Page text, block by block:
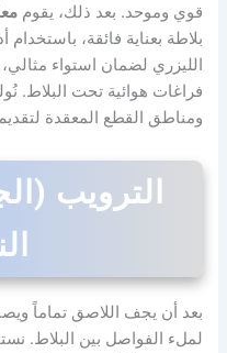
قوي وموحد. بعد ذلك، يقوم
بلاطة بعناية فائقة، باستخدام
الليزري لضمان استواء
فراغات هوائية تحت البلاط.
ومناطق القطع المعقدة
الترويب
بعد أن يجف اللاصق تماماً
لملء الفواصل بين البلاط.